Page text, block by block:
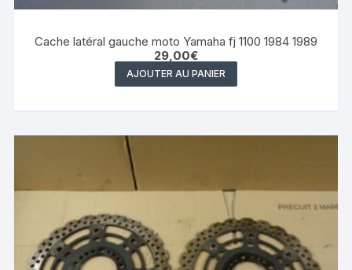
Cache latéral gauche moto Yamaha fj 1100 1984 1989
29,00€
AJOUTER AU PANIER